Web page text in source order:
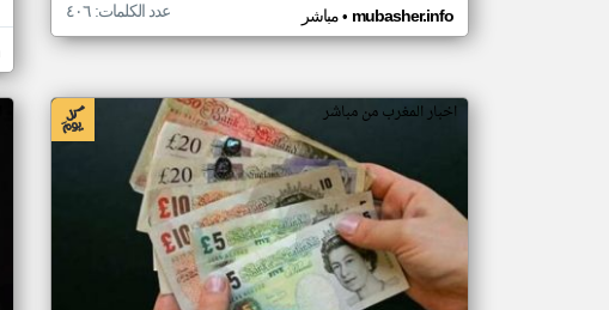
مباشر• mubasher.info عدد الكلمات: ٤٠٦
اخبار المغرب من مباشر